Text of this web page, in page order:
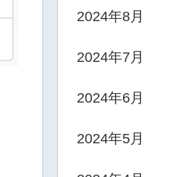
2024年8月
2024年7月
2024年6月
2024年5月